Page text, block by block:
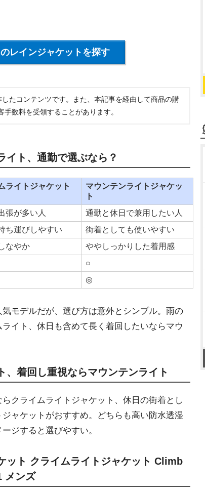
レインジャケットを探す
たコンテンツです。また、本記事を経由して商品の購
数料を受領することがあります。
イト、通勤で選ぶなら？
ライトジャケット
マウンテンライトジャケッ
ト
張が多い人
通勤と休日で兼用したい人
ち運びしやすい
街着としても使いやすい
なやか
しっかりした着用感
○
◎
モデルだが、選び方は意外とシンプル。雨の
イト、休日も含めて長く着回したいならマウ
、着回し重視ならマウンテンライト
クライムライトジャケット、休日の街着とし
ャケットがおすすめ。どちらも高い防水透湿
ジすると選びやすい。
ット クライムライトジャケット Climb
メンズ